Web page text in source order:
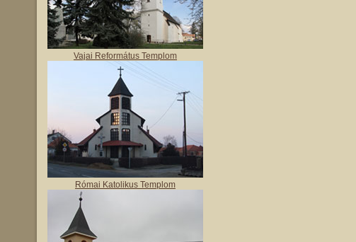
Vajai Református Templom
Római Katolikus Templom